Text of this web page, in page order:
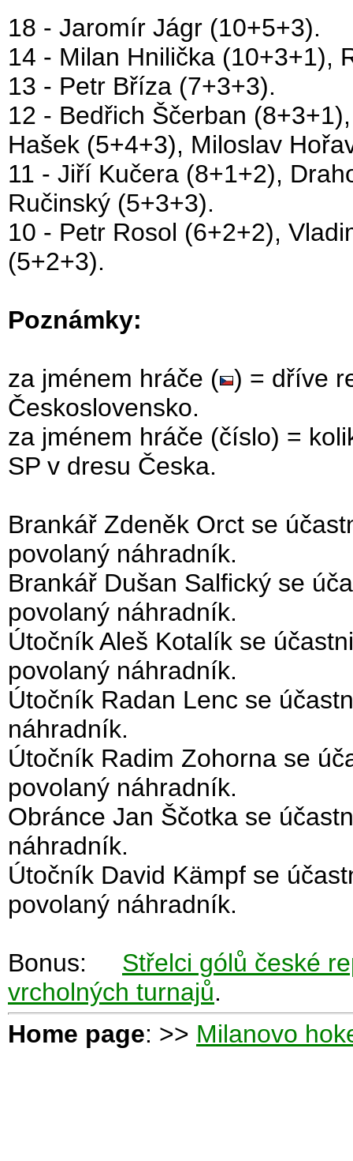
18 - Jaromír Jágr (10+5+3).
14 - Milan Hnilička (10+3+1),
13 - Petr Bříza (7+3+3).
12 - Bedřich Ščerban
Hašek (5+4+3), Miloslav
11 - Jiří Kučera (8+1+2),
Ručinský (5+3+3).
10 - Petr Rosol (6+2+2),
(5+2+3).
Poznámky:
za jménem hráče ( ) = dříve
Československo.
za jménem hráče (číslo) =
SP v dresu Česka.
Brankář Zdeněk Orct se
povolaný náhradník.
Brankář Dušan Salfický se
povolaný náhradník.
Útočník Aleš Kotalík se
povolaný náhradník.
Útočník Radan Lenc se
náhradník.
Útočník Radim Zohorna se
povolaný náhradník.
Obránce Jan Ščotka se
náhradník.
Útočník David Kämpf se
povolaný náhradník.
Bonus: Střelci gólů české
vrcholných turnajů.
Home page: >> Milanovo